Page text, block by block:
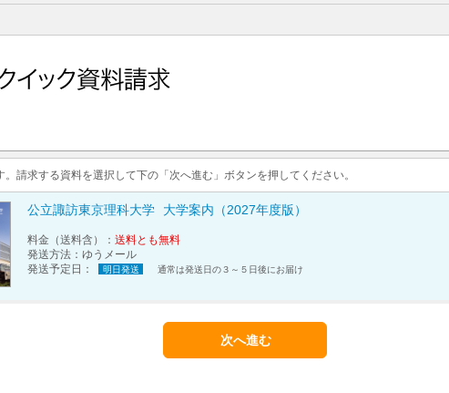
請求する資料を選択して下の「次へ進む」ボタンを押してください。
公立諏訪東京理科大学 大学案内（2027年度版）
料金（送料含）： 送料とも無料
発送方法： ゆうメール
発送予定日：
明日発送 通常は発送日の３～５日後にお届け